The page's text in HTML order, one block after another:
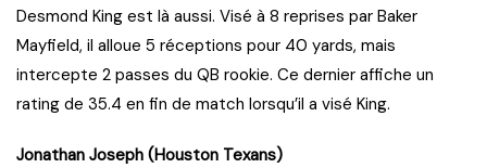
Desmond King est là aussi. Visé à 8 reprises par Baker
Mayfield, il alloue 5 réceptions pour 40 yards, mais
intercepte 2 passes du QB rookie. Ce dernier affiche un
rating de 35.4 en fin de match lorsqu’il a visé King.
Jonathan Joseph (Houston Texans)